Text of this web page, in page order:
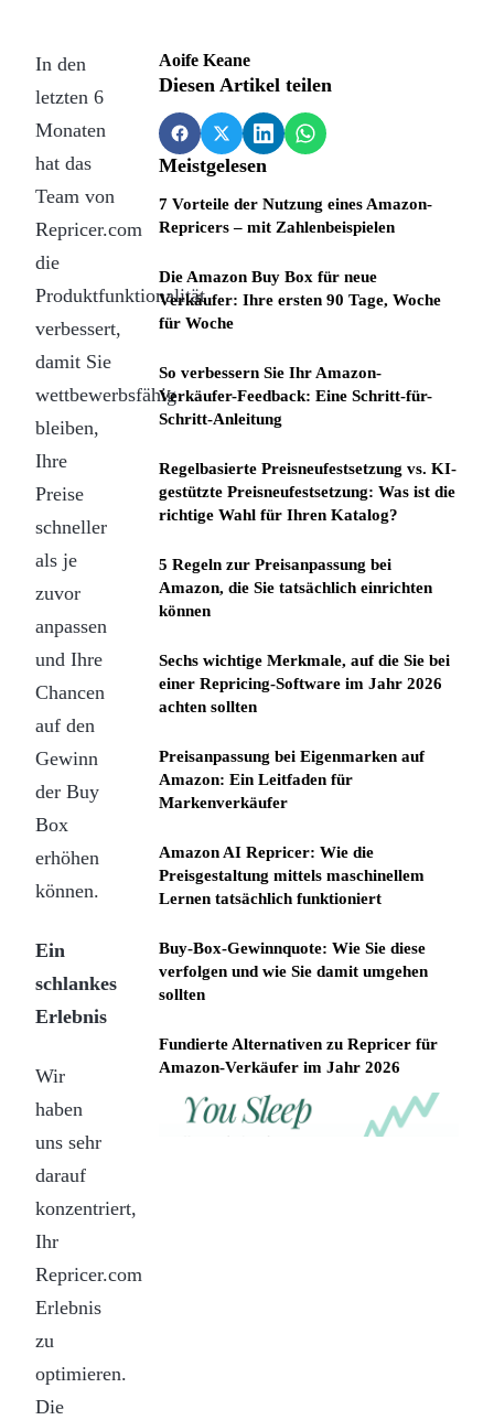
In den
letzten 6
Monaten
hat das
Team von
Repricer.com
die
Produktfunktionalität
verbessert,
damit Sie
wettbewerbsfähig
bleiben,
Ihre
Preise
schneller
als je
zuvor
anpassen
und Ihre
Chancen
auf den
Gewinn
der Buy
Box
erhöhen
können.
Ein
schlankes
Erlebnis
Wir
haben
uns sehr
darauf
konzentriert,
Ihr
Repricer.com
Erlebnis
zu
optimieren.
Die
Aoife Keane
Diesen Artikel teilen
Meistgelesen
7 Vorteile der Nutzung eines Amazon-
Repricers – mit Zahlenbeispielen
Die Amazon Buy Box für neue
Verkäufer: Ihre ersten 90 Tage, Woche
für Woche
So verbessern Sie Ihr Amazon-
Verkäufer-Feedback: Eine Schritt-für-
Schritt-Anleitung
Regelbasierte Preisneufestsetzung vs. KI-
gestützte Preisneufestsetzung: Was ist die
richtige Wahl für Ihren Katalog?
5 Regeln zur Preisanpassung bei
Amazon, die Sie tatsächlich einrichten
können
Sechs wichtige Merkmale, auf die Sie bei
einer Repricing-Software im Jahr 2026
achten sollten
Preisanpassung bei Eigenmarken auf
Amazon: Ein Leitfaden für
Markenverkäufer
Amazon AI Repricer: Wie die
Preisgestaltung mittels maschinellem
Lernen tatsächlich funktioniert
Buy-Box-Gewinnquote: Wie Sie diese
verfolgen und wie Sie damit umgehen
sollten
Fundierte Alternativen zu Repricer für
Amazon-Verkäufer im Jahr 2026
REPRICER
Win
Your